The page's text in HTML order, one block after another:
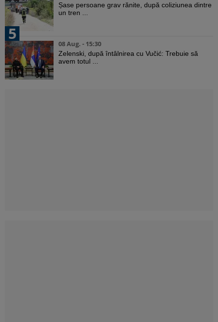
Șase persoane grav rănite, după coliziunea dintre
un tren ...
5
08 Aug. - 15:30
Zelenski, după întâlnirea cu Vučić: Trebuie să
avem totul ...